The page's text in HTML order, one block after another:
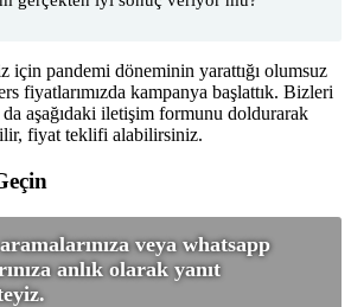
için pandemi döneminin yarattığı olumsuz
fiyatlarımızda kampanya başlattık. Bizleri
aşağıdaki iletişim formunu doldurarak
fiyat teklifi alabilirsiniz.
veya whatsapp
anlık olarak yanıt